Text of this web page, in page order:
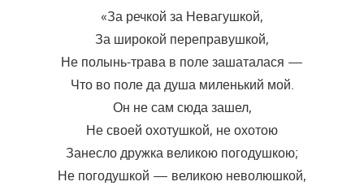
«За речкой за Невагушкой,
За широкой переправушкой,
Не полынь-трава в поле зашаталася —
Что во поле да душа миленький мой.
Он не сам сюда зашел,
Не своей охотушкой, не охотою
Занесло дружка великою погодушкою;
Не погодушкой — великою неволюшкой,